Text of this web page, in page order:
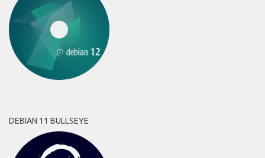
DEBIAN 11 BULLSEYE